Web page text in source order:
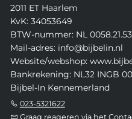
2011 ET Haarlem
KvK: 34053649
BTW-nummer: NL
Mail-adres: info@bijbelin.nl
Website/webshop:
Bankrekening: NL32 INGB
Bijbel-In Kennemerland
023-5321622
Graag reageren via het